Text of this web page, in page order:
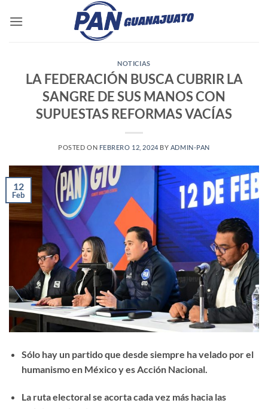
NOTICIAS
LA FEDERACIÓN BUSCA CUBRIR LA
SANGRE DE SUS MANOS CON
SUPUESTAS REFORMAS VACÍAS
POSTED ON FEBRERO 12, 2024 BY ADMIN-PAN
12
Feb
Sólo hay un partido que desde siempre ha velado por el
humanismo en México y es Acción Nacional.
La ruta electoral se acorta cada vez más hacia las